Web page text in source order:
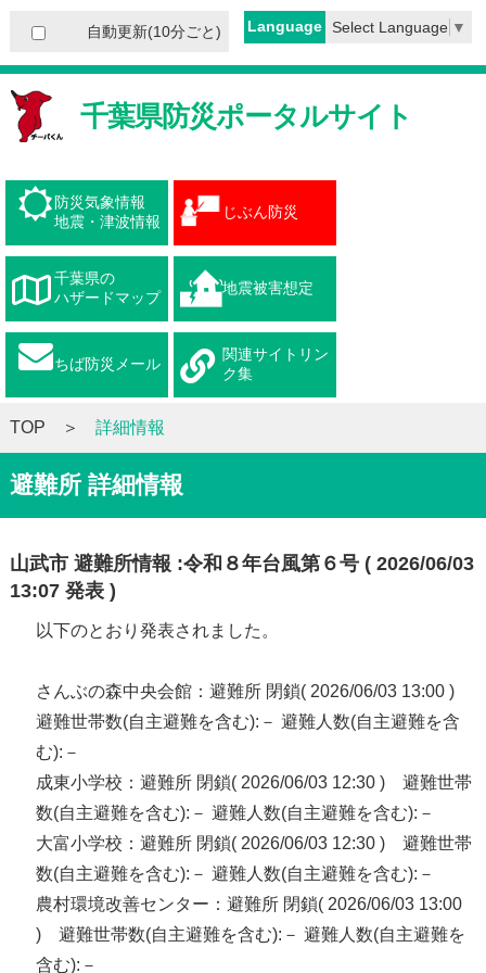
自動更新(10分ごと) Language Select Language ▼
千葉県防災ポータルサイト
防災気象情報
地震・津波情報
じぶん防災
千葉県の
ハザードマップ
地震被害想定
ちば防災メール
関連サイトリン
ク集
TOP 詳細情報
避難所 詳細情報
山武市 避難所情報 :令和８年台風第６号 ( 2026/06/03
13:07 発表 )
以下のとおり発表されました。
さんぶの森中央会館：避難所 閉鎖( 2026/06/03 13:00 )
避難世帯数(自主避難を含む):－ 避難人数(自主避難を含
む):－
成東小学校：避難所 閉鎖( 2026/06/03 12:30 ) 避難世帯
数(自主避難を含む):－ 避難人数(自主避難を含む):－
大富小学校：避難所 閉鎖( 2026/06/03 12:30 ) 避難世帯
数(自主避難を含む):－ 避難人数(自主避難を含む):－
農村環境改善センター：避難所 閉鎖( 2026/06/03 13:00
) 避難世帯数(自主避難を含む):－ 避難人数(自主避難を
含む):－